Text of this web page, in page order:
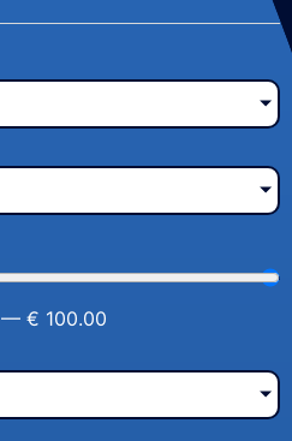
— € 100.00